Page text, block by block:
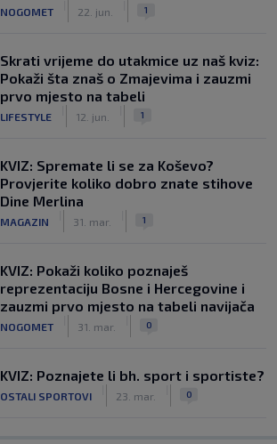
NOGOMET 22. jun. 1
Skrati vrijeme do utakmice uz naš kviz:
Pokaži šta znaš o Zmajevima i zauzmi
prvo mjesto na tabeli
LIFESTYLE 12. jun. 1
KVIZ: Spremate li se za Koševo?
Provjerite koliko dobro znate stihove
Dine Merlina
MAGAZIN 31. mar. 1
KVIZ: Pokaži koliko poznaješ
reprezentaciju Bosne i Hercegovine i
zauzmi prvo mjesto na tabeli navijača
NOGOMET 31. mar. 0
KVIZ: Poznajete li bh. sport i sportiste?
OSTALI SPORTOVI 23. mar. 0